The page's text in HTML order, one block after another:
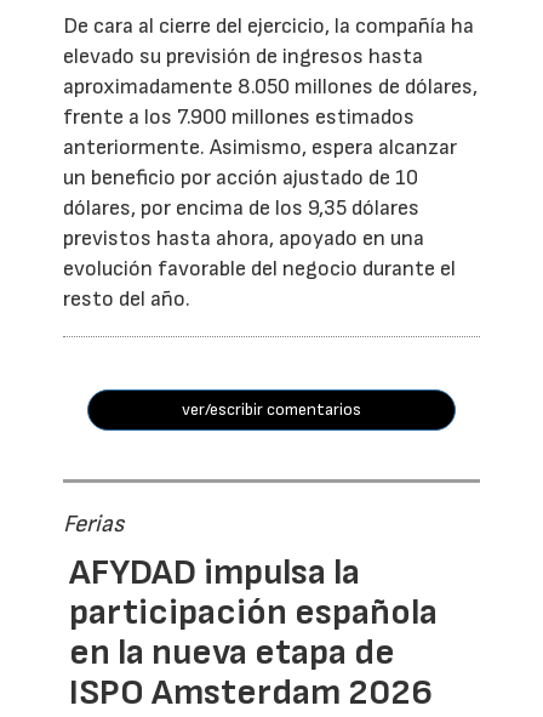
De cara al cierre del ejercicio, la compañía ha
elevado su previsión de ingresos hasta
aproximadamente 8.050 millones de dólares,
frente a los 7.900 millones estimados
anteriormente. Asimismo, espera alcanzar
un beneficio por acción ajustado de 10
dólares, por encima de los 9,35 dólares
previstos hasta ahora, apoyado en una
evolución favorable del negocio durante el
resto del año.
ver/escribir comentarios
Ferias
AFYDAD impulsa la
participación española
en la nueva etapa de
ISPO Amsterdam 2026